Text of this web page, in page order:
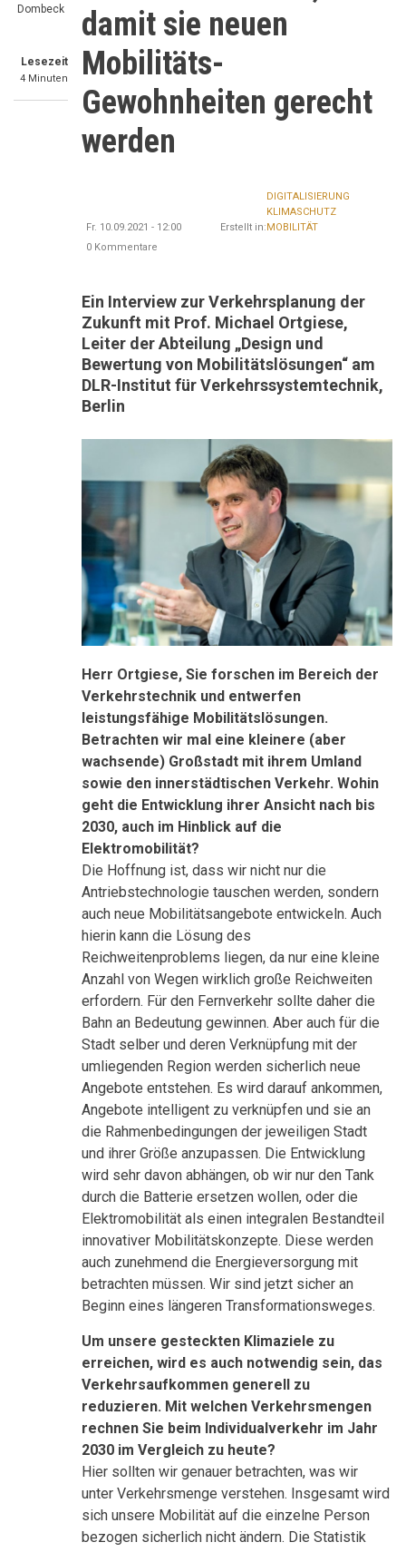
Dombeck
Lesezeit
4 Minuten
damit sie neuen
Mobilitäts-
Gewohnheiten gerecht
werden
Fr. 10.09.2021 - 12:00 Erstellt in:
DIGITALISIERUNG
KLIMASCHUTZ
MOBILITÄT
0 Kommentare
Ein Interview zur Verkehrsplanung der
Zukunft mit Prof. Michael Ortgiese,
Leiter der Abteilung „Design und
Bewertung von Mobilitätslösungen“ am
DLR-Institut für Verkehrssystemtechnik,
Berlin
Herr Ortgiese, Sie forschen im Bereich der
Verkehrstechnik und entwerfen
leistungsfähige Mobilitätslösungen.
Betrachten wir mal eine kleinere (aber
wachsende) Großstadt mit ihrem Umland
sowie den innerstädtischen Verkehr. Wohin
geht die Entwicklung ihrer Ansicht nach bis
2030, auch im Hinblick auf die
Elektromobilität?
Die Hoffnung ist, dass wir nicht nur die
Antriebstechnologie tauschen werden, sondern
auch neue Mobilitätsangebote entwickeln. Auch
hierin kann die Lösung des
Reichweitenproblems liegen, da nur eine kleine
Anzahl von Wegen wirklich große Reichweiten
erfordern. Für den Fernverkehr sollte daher die
Bahn an Bedeutung gewinnen. Aber auch für die
Stadt selber und deren Verknüpfung mit der
umliegenden Region werden sicherlich neue
Angebote entstehen. Es wird darauf ankommen,
Angebote intelligent zu verknüpfen und sie an
die Rahmenbedingungen der jeweiligen Stadt
und ihrer Größe anzupassen. Die Entwicklung
wird sehr davon abhängen, ob wir nur den Tank
durch die Batterie ersetzen wollen, oder die
Elektromobilität als einen integralen Bestandteil
innovativer Mobilitätskonzepte. Diese werden
auch zunehmend die Energieversorgung mit
betrachten müssen. Wir sind jetzt sicher an
Beginn eines längeren Transformationsweges.
Um unsere gesteckten Klimaziele zu
erreichen, wird es auch notwendig sein, das
Verkehrsaufkommen generell zu
reduzieren. Mit welchen Verkehrsmengen
rechnen Sie beim Individualverkehr im Jahr
2030 im Vergleich zu heute?
Hier sollten wir genauer betrachten, was wir
unter Verkehrsmenge verstehen. Insgesamt wird
sich unsere Mobilität auf die einzelne Person
bezogen sicherlich nicht ändern. Die Statistik